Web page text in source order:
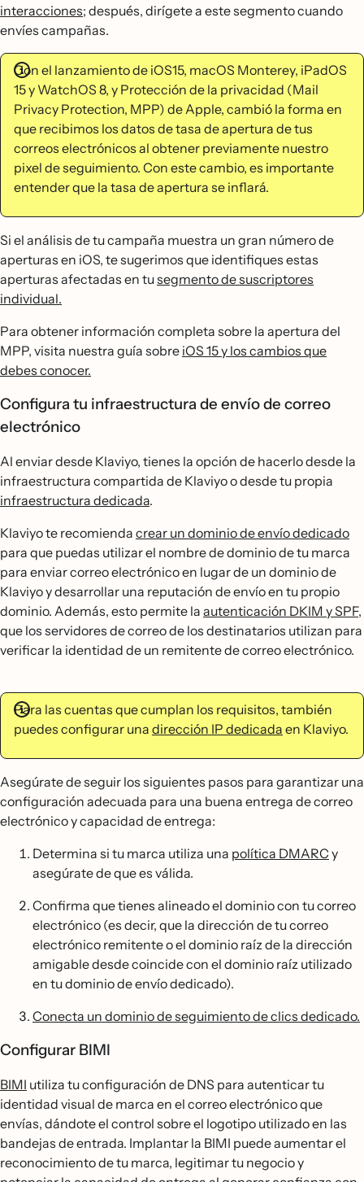
interacciones; después, dirígete a este segmento cuando
envíes campañas.
Con el lanzamiento de iOS15, macOS Monterey, iPadOS
15 y WatchOS 8, y Protección de la privacidad (Mail
Privacy Protection, MPP) de Apple, cambió la forma en
que recibimos los datos de tasa de apertura de tus
correos electrónicos al obtener previamente nuestro
pixel de seguimiento. Con este cambio, es importante
entender que la tasa de apertura se inflará.
Si el análisis de tu campaña muestra un gran número de
aperturas en iOS, te sugerimos que identifiques estas
aperturas afectadas en tusegmento de suscriptores
individual.
Para obtener información completa sobre la apertura del
MPP, visita nuestra guía sobre iOS 15 y los cambios que
debes conocer.
Configura tu infraestructura de envío de correo
electrónico
Al enviar desde Klaviyo, tienes la opción de hacerlo desde la
infraestructura compartida de Klaviyo o desde tu propia
infraestructura dedicada.
Klaviyo te recomienda crear un dominio de envío dedicado
para que puedas utilizar el nombre de dominio de tu marca
para enviar correo electrónico en lugar de un dominio de
Klaviyo y desarrollar una reputación de envío en tu propio
dominio. Además, esto permite la autenticación DKIM y SPF,
que los servidores de correo de los destinatarios utilizan para
verificar la identidad de un remitente de correo electrónico.
Para las cuentas que cumplan los requisitos, también
puedes configurar una dirección IP dedicada en Klaviyo.
Asegúrate de seguir los siguientes pasos para garantizar una
configuración adecuada para una buena entrega de correo
electrónico y capacidad de entrega:
Determina si tu marca utiliza una política DMARC y
asegúrate de que es válida.
Confirma que tienes alineado el dominio con tu correo
electrónico (es decir, que la dirección de tu correo
electrónico remitente o el dominio raíz de la dirección
amigable desde coincide con el dominio raíz utilizado
en tu dominio de envío dedicado).
Conecta un dominio de seguimiento de clics dedicado.
Configurar BIMI
BIMI utiliza tu configuración de DNS para autenticar tu
identidad visual de marca en el correo electrónico que
envías, dándote el control sobre el logotipo utilizado en las
bandejas de entrada. Implantar la BIMI puede aumentar el
reconocimiento de tu marca, legitimar tu negocio y